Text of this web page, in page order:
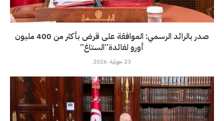
صدر بالرائد الرسمي: الموافقة على قرض بأكثر من 400 مليون
أورو لفائدة”الستاغ”
23 جويلية، 2026